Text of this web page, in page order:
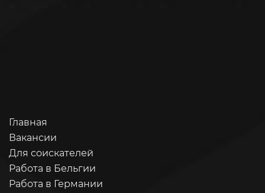
Главная
Вакансии
Для соискателей
Работа в Бельгии
Работа в Германии